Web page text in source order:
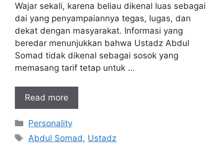
Wajar sekali, karena beliau dikenal luas sebagai
dai yang penyampaiannya tegas, lugas, dan
dekat dengan masyarakat. Informasi yang
beredar menunjukkan bahwa Ustadz Abdul
Somad tidak dikenal sebagai sosok yang
memasang tarif tetap untuk …
Read more
Kategori
Personality
Tag
Abdul Somad , Ustadz